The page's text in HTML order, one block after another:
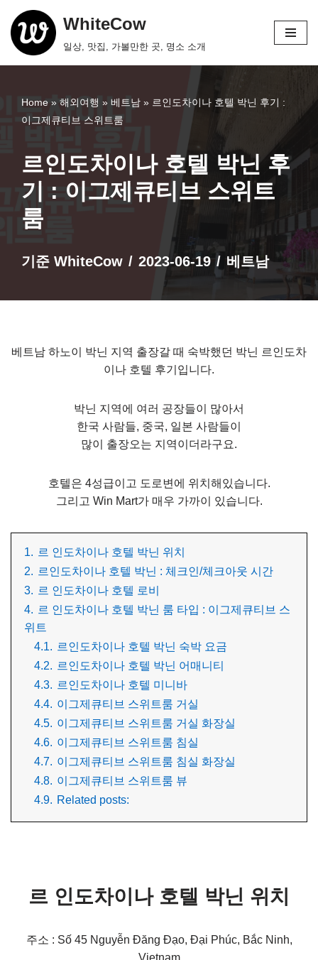
콘
텐
WhiteCow
일상, 맛집, 가볼만한 곳, 명소 소개
Home » 해외여행 » 베트남 » 르인도차이나 호텔 박닌 후기 :
이그제큐티브 스위트룸
르인도차이나 호텔 박닌 후
기 : 이그제큐티브 스위트
룸
기준 WhiteCow 2023-06-19 베트남
베트남 하노이 박닌 지역 출장갈 때 숙박했던 박닌 르인도차
이나 호텔 후기입니다.
박닌 지역에 여러 공장들이 많아서
한국 사람들, 중국, 일본 사람들이
많이 출장오는 지역이더라구요.
호텔은 4성급이고 도로변에 위치해있습니다.
그리고 Win Mart가 매우 가까이 있습니다.
1. 르 인도차이나 호텔 박닌 위치
2. 르인도차이나 호텔 박닌 : 체크인/체크아웃 시간
3. 르 인도차이나 호텔 로비
4. 르 인도차이나 호텔 박닌 룸 타입 : 이그제큐티브 스
위트
4.1. 르인도차이나 호텔 박닌 숙박 요금
4.2. 르인도차이나 호텔 박닌 어매니티
4.3. 르인도차이나 호텔 미니바
4.4. 이그제큐티브 스위트룸 거실
4.5. 이그제큐티브 스위트룸 거실 화장실
4.6. 이그제큐티브 스위트룸 침실
4.7. 이그제큐티브 스위트룸 침실 화장실
4.8. 이그제큐티브 스위트룸 뷰
4.9. Related posts:
르 인도차이나 호텔 박닌 위치
주소 : Số 45 Nguyễn Đăng Đạo, Đại Phúc, Bắc Ninh,
Vietnam